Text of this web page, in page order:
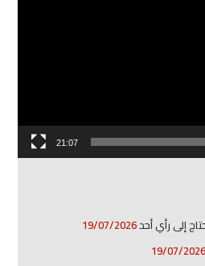
21:07
إلى رأي أحد19/07/2026
19/07/2026